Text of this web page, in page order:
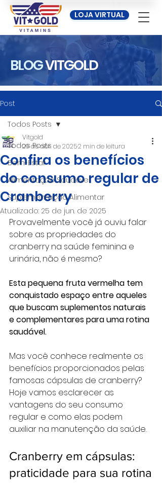
LOJA VIRTUAL
BLOGVITGOLD
Post
Todos Posts
Bem-Estar
Alimentação Saudável
Suplementação Alimentar
Todos Posts
Confira os benefícios
do consumo regular de
Cranberry
Vitgold
29 de abr. de 20252 min de leitura
Atualizado: 25 de jun. de 2025
Provavelmente você já ouviu falar
sobre as propriedades do
cranberry na saúde feminina e
urinária, não é mesmo?
Esta pequena fruta vermelha tem
conquistado espaço entre aqueles
que buscam suplementos naturais
e complementares para uma rotina
saudável.
Mas você conhece realmente os
benefícios proporcionados pelas
famosas cápsulas de cranberry?
Hoje vamos esclarecer as
vantagens do seu consumo
regular e como elas podem
auxiliar na manutenção da saúde.
Cranberry em cápsulas:
praticidade para sua rotina